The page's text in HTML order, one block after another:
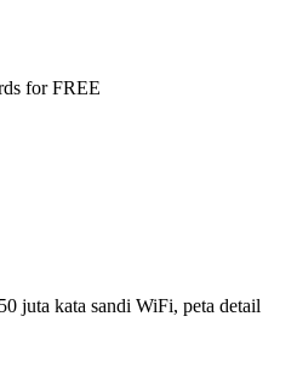
for FREE
juta kata sandi WiFi, peta detail